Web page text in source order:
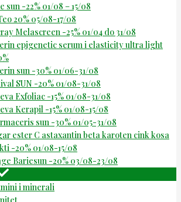
sun -22% 01/08 – 15/08
20% 05/08-17/08
Melascreen -25% 01/04 do 31/08
epigenetic serum i elasticity ultra light
sun -30% 01/06-31/08
SUN -20% 01/08-31/08
Exfoliac -15% 01/08-31/08
Kerapil -15% 01/08-15/08
sun -30% 01/05-31/08
ester C astaxantin beta karoten cink kosa
-20% 01/08-15/08
Bariesun -20% 03/08-23/08
i minerali